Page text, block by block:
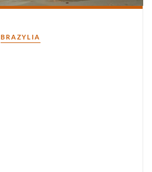
Kategorie
BRAZYLIA